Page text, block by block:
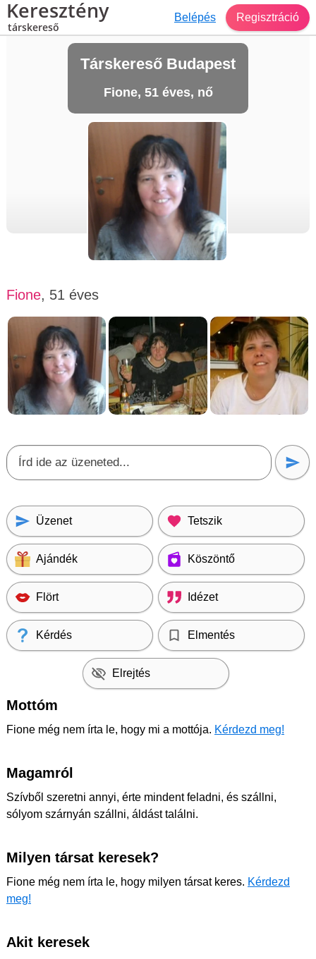
Keresztény
társkereső
Belépés Regisztráció
Társkereső Budapest
Fione, 51 éves, nő
Fione, 51 éves
Üzenet Tetszik
Ajándék Köszöntő
Flört Idézet
Kérdés Elmentés
Elrejtés
Mottóm
Fione még nem írta le, hogy mi a mottója. Kérdezd meg!
Magamról
Szívből szeretni annyi, érte mindent feladni, és szállni,
sólyom szárnyán szállni, áldást találni.
Milyen társat keresek?
Fione még nem írta le, hogy milyen társat keres. Kérdezd
meg!
Akit keresek